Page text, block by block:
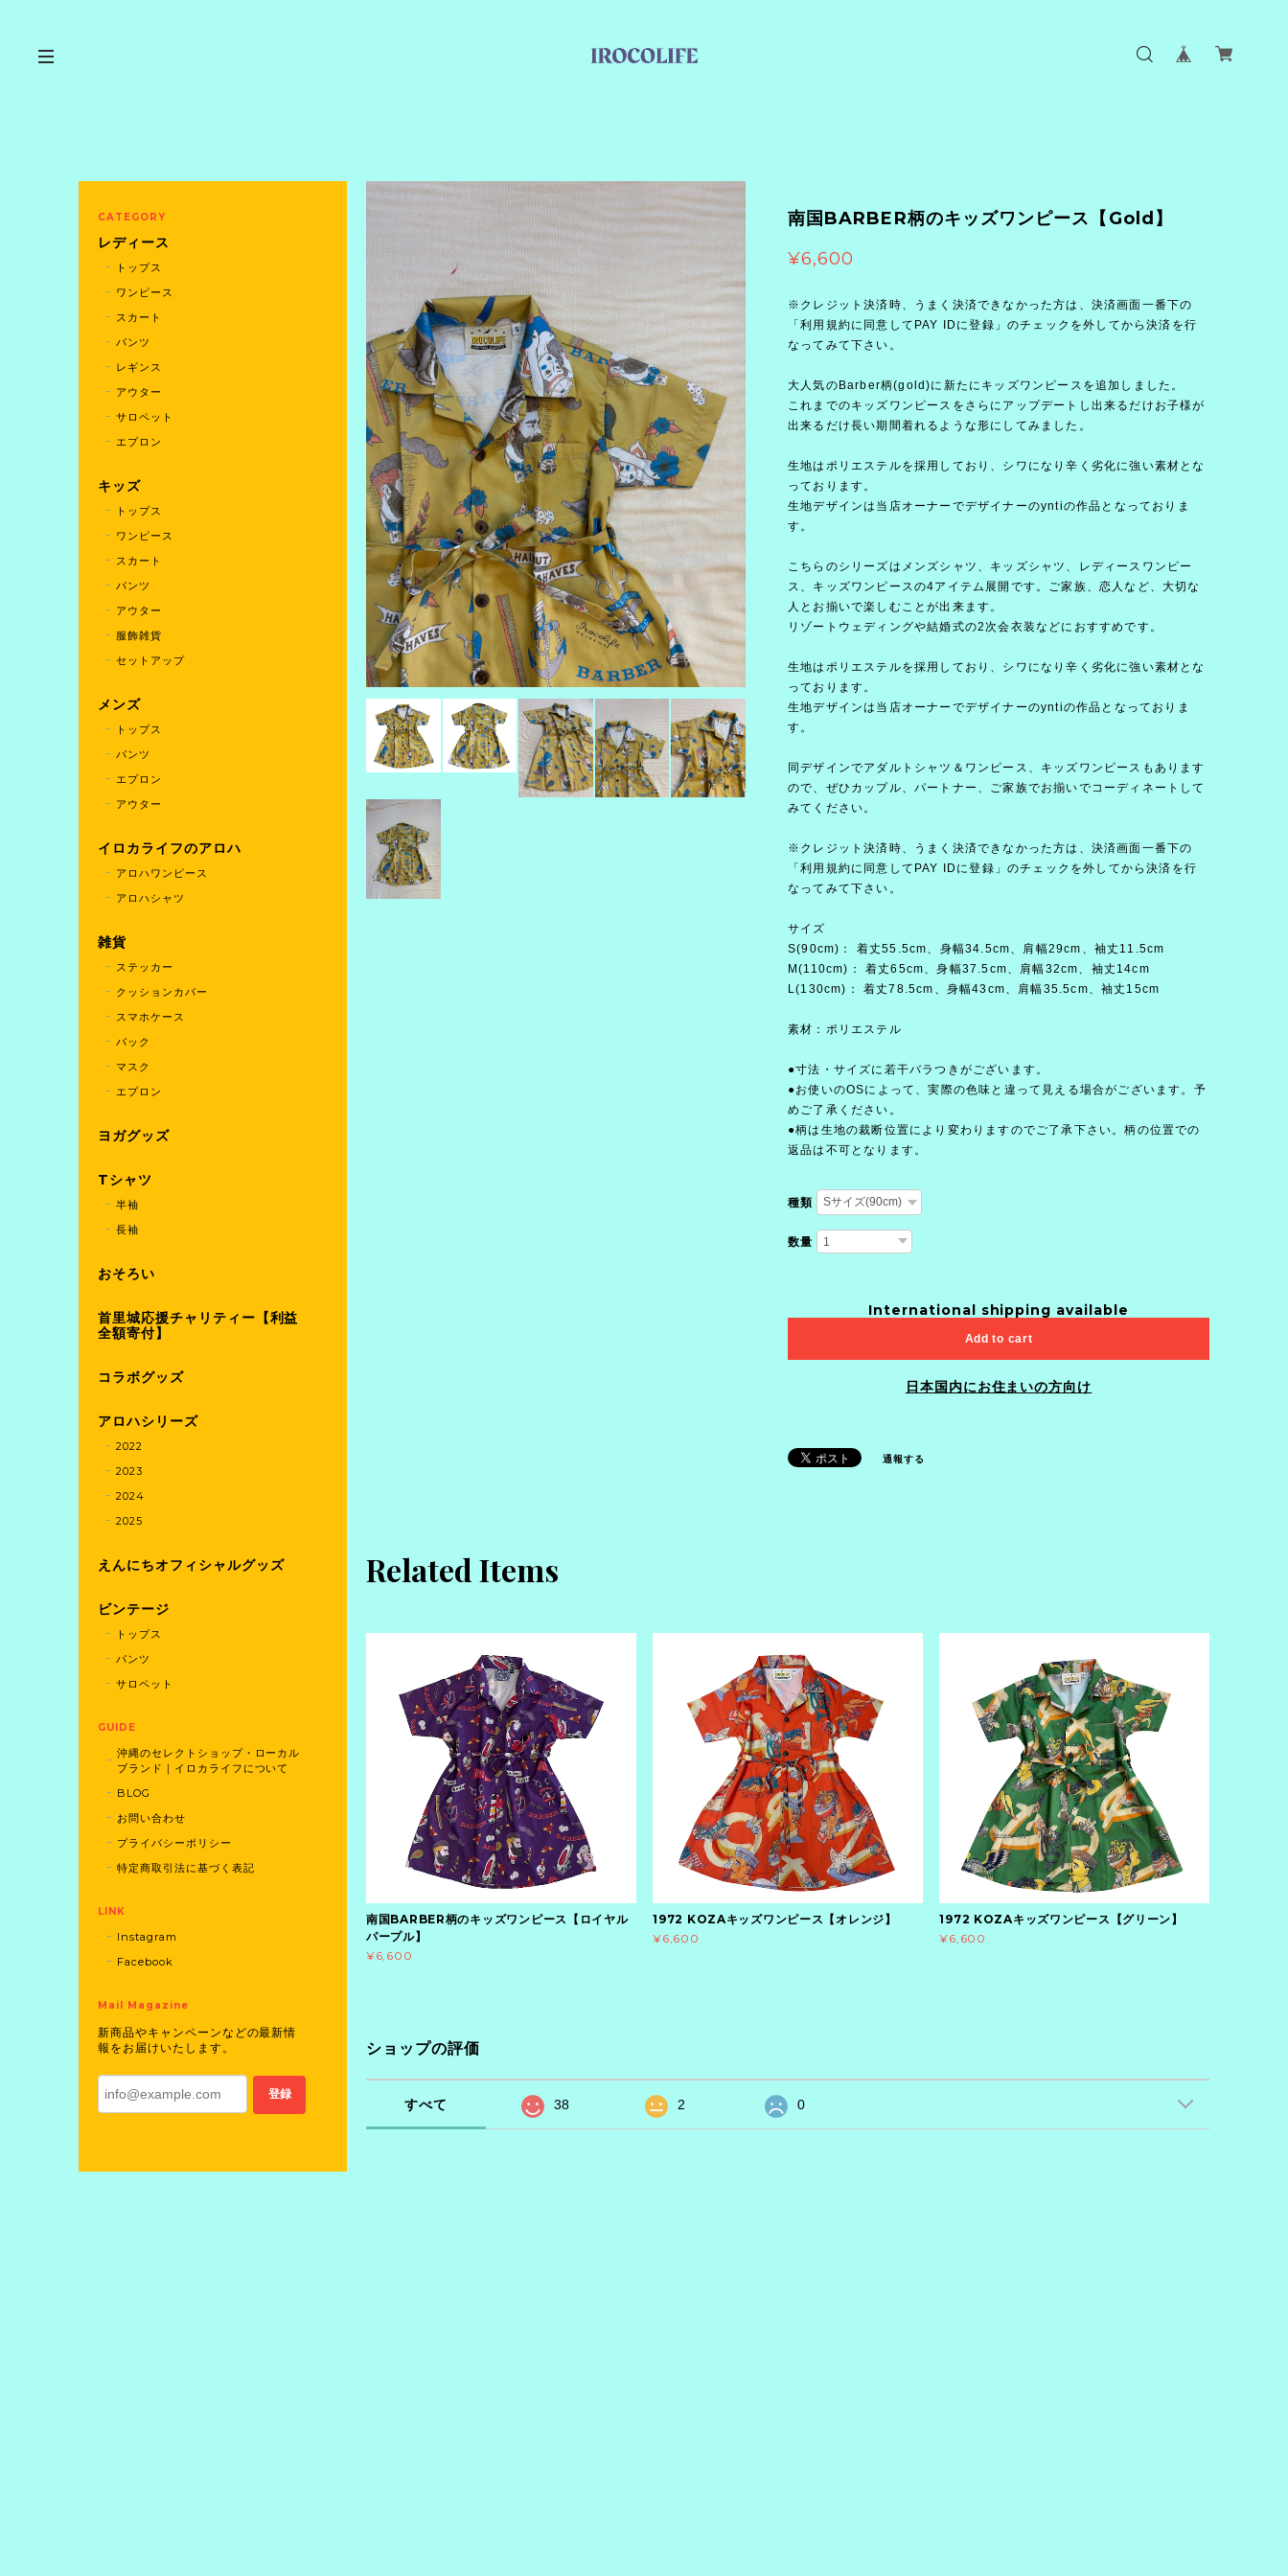
南国BARBER柄のキッズワンピース【Gold】
¥6,600
※クレジット決済時、うまく決済できなかった方は、決済画面一番下の
「利用規約に同意してPAY IDに登録」のチェックを外してから決済を行
なってみて下さい。
大人気のBarber柄(gold)に新たにキッズワンピースを追加しました。
これまでのキッズワンピースをさらにアップデートし出来るだけお子様が
出来るだけ長い期間着れるような形にしてみました。
生地はポリエステルを採用しており、シワになり辛く劣化に強い素材とな
っております。
生地デザインは当店オーナーでデザイナーのyntiの作品となっておりま
す。
こちらのシリーズはメンズシャツ、キッズシャツ、レディースワンピー
ス、キッズワンピースの4アイテム展開です。ご家族、恋人など、大切な
人とお揃いで楽しむことが出来ます。
リゾートウェディングや結婚式の2次会衣装などにおすすめです。
生地はポリエステルを採用しており、シワになり辛く劣化に強い素材とな
っております。
生地デザインは当店オーナーでデザイナーのyntiの作品となっておりま
す。
同デザインでアダルトシャツ＆ワンピース、キッズワンピースもあります
ので、ぜひカップル、パートナー、ご家族でお揃いでコーディネートして
みてください。
※クレジット決済時、うまく決済できなかった方は、決済画面一番下の
「利用規約に同意してPAY IDに登録」のチェックを外してから決済を行
なってみて下さい。
サイズ
S(90cm)： 着丈55.5cm、身幅34.5cm、肩幅29cm、袖丈11.5cm
M(110cm)： 着丈65cm、身幅37.5cm、肩幅32cm、袖丈14cm
L(130cm)： 着丈78.5cm、身幅43cm、肩幅35.5cm、袖丈15cm
素材：ポリエステル
●寸法・サイズに若干バラつきがございます。
●お使いのOSによって、実際の色味と違って見える場合がございます。予
めご了承ください。
●柄は生地の裁断位置により変わりますのでご了承下さい。柄の位置での
返品は不可となります。
種類
数量
International shipping available
Add to cart
日本国内にお住まいの方向け
通報する
Related Items
南国BARBER柄のキッズワンピース【ロイヤル
パープル】
¥6,600
1972 KOZAキッズワンピース【オレンジ】
¥6,600
1972 KOZAキッズワンピース【グリーン】
¥6,600
ショップの評価
すべて 38 2 0
CATEGORY
レディース
トップス
ワンピース
スカート
パンツ
レギンス
アウター
サロペット
エプロン
キッズ
トップス
ワンピース
スカート
パンツ
アウター
服飾雑貨
セットアップ
メンズ
トップス
パンツ
エプロン
アウター
イロカライフのアロハ
アロハワンピース
アロハシャツ
雑貨
ステッカー
クッションカバー
スマホケース
バック
マスク
エプロン
ヨガグッズ
Tシャツ
半袖
長袖
おそろい
首里城応援チャリティー【利益
全額寄付】
コラボグッズ
アロハシリーズ
2022
2023
2024
2025
えんにちオフィシャルグッズ
ビンテージ
トップス
パンツ
サロペット
GUIDE
沖縄のセレクトショップ・ローカル
ブランド｜イロカライフについて
BLOG
お問い合わせ
プライバシーポリシー
特定商取引法に基づく表記
LINK
Instagram
Facebook
Mail Magazine
新商品やキャンペーンなどの最新情
報をお届けいたします。
登録